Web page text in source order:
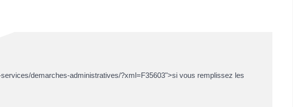
demarches-administratives/?xml=F35603">si vous remplissez les